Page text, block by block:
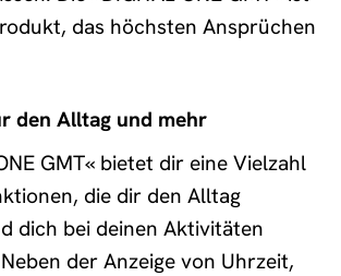
das höchsten Ansprüchen
den Alltag und mehr
GMT« bietet dir eine Vielzahl
die dir den Alltag
dich bei deinen Aktivitäten
der Anzeige von Uhrzeit,